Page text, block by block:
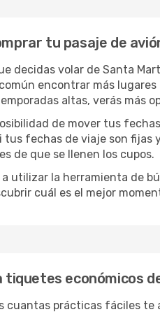
tu pasaje de
decidas volar de Santa
encontrar más
altas, verás más
de mover tus
tus fechas de viaje son fijas
de que se llenen los cupos.
utilizar la herramienta de
cuál es el mejor
tiquetes económicos
cuantas prácticas fáciles te